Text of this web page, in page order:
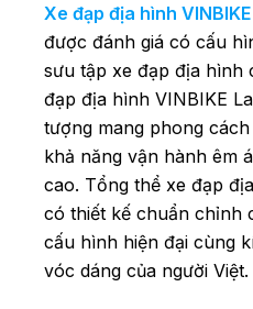
Xe đạp địa hình
được đánh giá có cấu
sưu tập xe đạp địa hình
đạp địa hình VINBIKE
tượng mang phong
khả năng vận hành êm
cao. Tổng thể xe đạp
có thiết kế chuẩn chỉnh
cấu hình hiện đại cùng
vóc dáng của người Việt.